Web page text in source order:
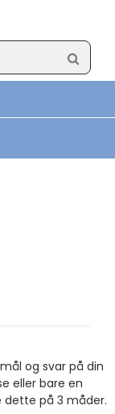
og svar på din
eller bare en
dette på 3 måder.